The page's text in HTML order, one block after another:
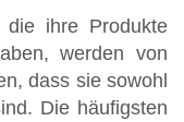
die ihre Produkte
werden von
dass sie sowohl
Die häufigsten